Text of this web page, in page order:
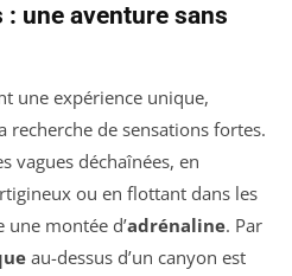
une aventure sans
une expérience unique,
recherche de sensations fortes.
vagues déchaînées, en
ou en flottant dans les
montée d’adrénaline. Par
au-dessus d’un canyon est